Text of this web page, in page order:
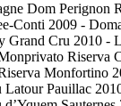
Dom Perignon
Conti 2009 -
Grand Cru 2010 -
Riserva
Monfortino
Latour Pauillac